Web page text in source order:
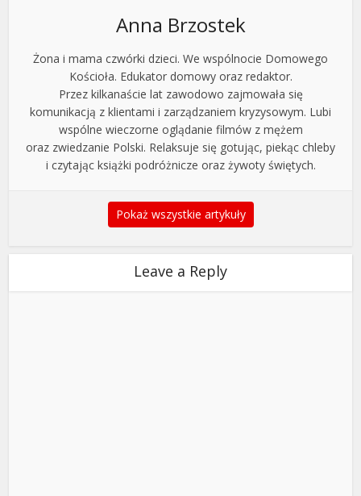
Anna Brzostek
Żona i mama czwórki dzieci. We wspólnocie Domowego
Kościoła. Edukator domowy oraz redaktor.
Przez kilkanaście lat zawodowo zajmowała się
komunikacją z klientami i zarządzaniem kryzysowym. Lubi
wspólne wieczorne oglądanie filmów z mężem
oraz zwiedzanie Polski. Relaksuje się gotując, piekąc chleby
i czytając książki podróżnicze oraz żywoty świętych.
Pokaż wszystkie artykuły
Leave a Reply